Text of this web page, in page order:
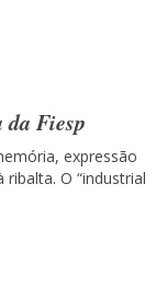
Fiesp
expressão
O “industrial